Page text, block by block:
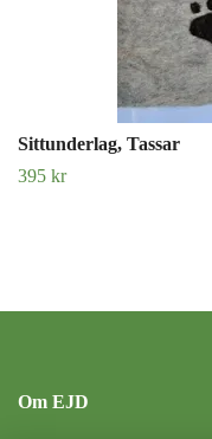
Sittunderlag, Tassar
395 kr
Om EJD